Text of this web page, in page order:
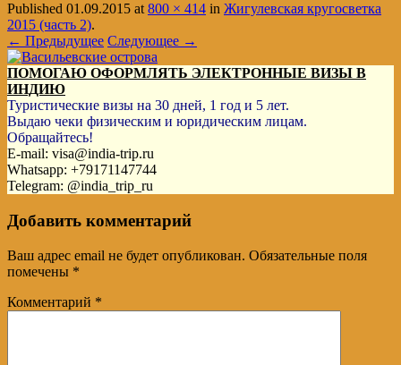
Published 01.09.2015 at800 × 414 in Жигулевская кругосветка
2015 (часть 2).
← Предыдущее Следующее →
ПОМОГАЮ ОФОРМЛЯТЬ ЭЛЕКТРОННЫЕ ВИЗЫ В
ИНДИЮ
Туристические визы на 30 дней, 1 год и 5 лет.
Выдаю чеки физическим и юридическим лицам.
Обращайтесь!
E-mail: visa@india-trip.ru
Whatsapp: +79171147744
Telegram: @india_trip_ru
Добавить комментарий
Ваш адрес email не будет опубликован. Обязательные поля
помечены *
Комментарий *